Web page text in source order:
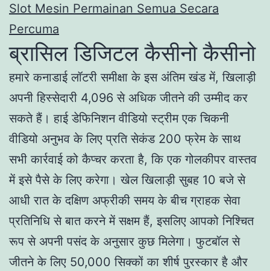
Slot Mesin Permainan Semua Secara
Percuma
ब्रासिल डिजिटल कैसीनो कैसीनो
हमारे कनाडाई लॉटरी समीक्षा के इस अंतिम खंड में, खिलाड़ी
अपनी हिस्सेदारी 4,096 से अधिक जीतने की उम्मीद कर
सकते हैं। हाई डेफिनिशन वीडियो स्ट्रीम एक चिकनी
वीडियो अनुभव के लिए प्रति सेकंड 200 फ्रेम के साथ
सभी कार्रवाई को कैप्चर करता है, कि एक गोलकीपर वास्तव
में इसे पैसे के लिए करेगा। खेल खिलाड़ी सुबह 10 बजे से
आधी रात के दक्षिण अफ्रीकी समय के बीच ग्राहक सेवा
प्रतिनिधि से बात करने में सक्षम हैं, इसलिए आपको निश्चित
रूप से अपनी पसंद के अनुसार कुछ मिलेगा। फुटबॉल से
जीतने के लिए 50,000 सिक्कों का शीर्ष पुरस्कार है और